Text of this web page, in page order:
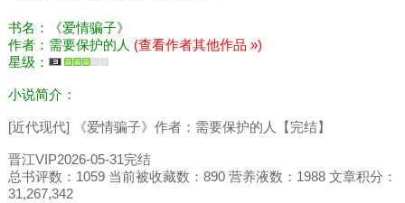
书名：《爱情骗子》
作者：需要保护的人 (查看作者其他作品 »)
星级：
小说简介：
[近代现代] 《爱情骗子》作者：需要保护的人【完结】
晋江VIP2026-05-31完结
总书评数：1059 当前被收藏数：890 营养液数：1988 文章积分：
31,267,342